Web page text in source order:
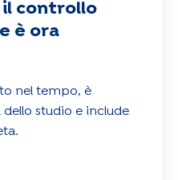
il controllo
è ora
nel tempo, è
studio e include